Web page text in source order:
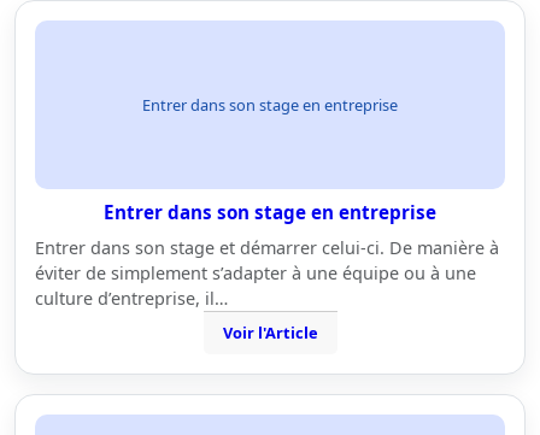
Entrer dans son stage en entreprise
Entrer dans son stage en entreprise
Entrer dans son stage et démarrer celui-ci. De manière à
éviter de simplement s’adapter à une équipe ou à une
culture d’entreprise, il…
Voir l'Article